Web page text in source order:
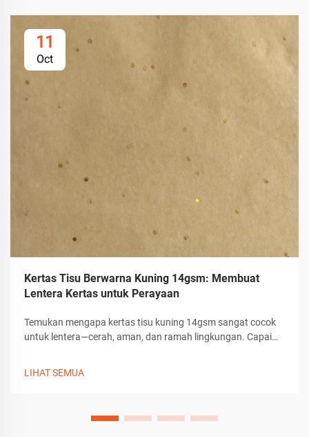
11
Oct
Kertas Tisu Berwarna Kuning 14gsm: Membuat
Lentera Kertas untuk Perayaan
Temukan mengapa kertas tisu kuning 14gsm sangat cocok
untuk lentera—cerah, aman, dan ramah lingkungan. Capai
LIHAT SEMUA